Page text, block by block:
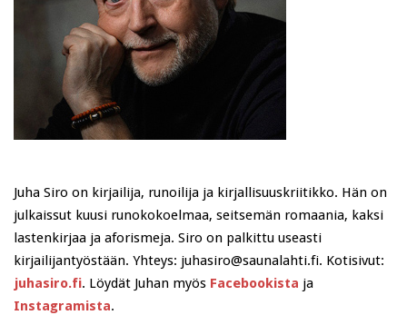
Juha Siro on kirjailija, runoilija ja kirjallisuuskriitikko. Hän on
julkaissut kuusi runokokoelmaa, seitsemän romaania, kaksi
lastenkirjaa ja aforismeja. Siro on palkittu useasti
kirjailijantyöstään. Yhteys: juhasiro@saunalahti.fi. Kotisivut:
juhasiro.fi. Löydät Juhan myös Facebookista ja
Instagramista.